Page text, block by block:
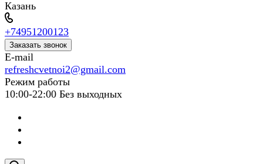
Казань
+74951200123
Заказать звонок
E-mail
refreshcvetnoi2@gmail.com
Режим работы
10:00-22:00 Без выходных